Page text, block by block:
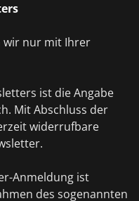
wir nur mit Ihrer
ist die Angabe
Mit Abschluss der
widerrufbare
Anmeldung ist
des sogenannten